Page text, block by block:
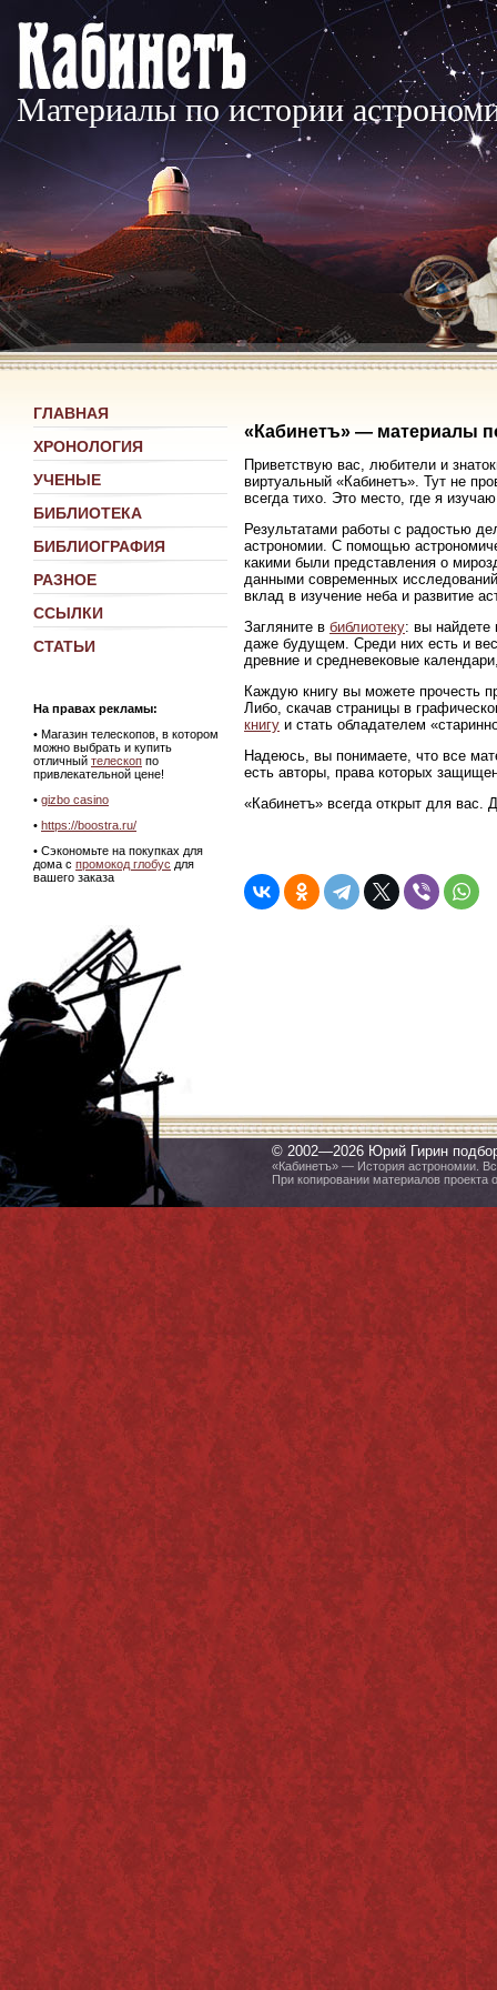
Материалы по истории
ГЛАВНАЯ
ХРОНОЛОГИЯ
УЧЕНЫЕ
БИБЛИОТЕКА
БИБЛИОГРАФИЯ
РАЗНОЕ
ССЫЛКИ
СТАТЬИ
На правах рекламы:
• Магазин телескопов, в котором
можно выбрать и купить
отличный телескоп по
привлекательной цене!
• gizbo casino
• https://boostra.ru/
• Сэкономьте на покупках для
дома с промокод глобус для
вашего заказа
«Кабинетъ» — материалы
Приветствую вас, любители и
виртуальный «Кабинетъ». Тут не
всегда тихо. Это место, где я
Результатами работы с радостью
астрономии. С помощью
какими были представления о
данными современных
вклад в изучение неба и развитие
Загляните в библиотеку: вы найдете
даже будущем. Среди них есть и
древние и средневековые
Каждую книгу вы можете прочесть
Либо, скачав страницы в
книгу и стать обладателем
Надеюсь, вы понимаете, что все
есть авторы, права которых
«Кабинетъ» всегда открыт для вас.
© 2002—2026 Юрий Гирин
«Кабинетъ» — История астрономии.
При копировании материалов проекта